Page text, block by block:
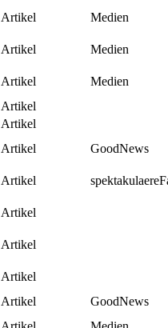
Artikel
Medien
Artikel
Medien
Artikel
Medien
Artikel
Artikel
Artikel
GoodNews
Artikel
Artikel
Artikel
Artikel
Artikel
GoodNews